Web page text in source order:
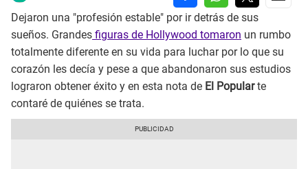
Dejaron una "profesión estable" por ir detrás de sus
sueños. Grandes figuras de Hollywood tomaron un rumbo
totalmente diferente en su vida para luchar por lo que su
corazón les decía y pese a que abandonaron sus estudios
lograron obtener éxito y en esta nota de El Popularte
contaré de quiénes se trata.